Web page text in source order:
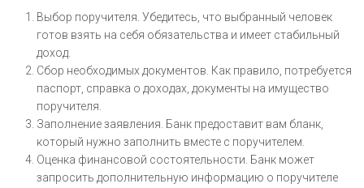
Выбор поручителя. Убедитесь, что выбранный человек
готов взять на себя обязательства и имеет стабильный
доход.
Сбор необходимых документов. Как правило, потребуется
паспорт, справка о доходах, документы на имущество
поручителя.
Заполнение заявления. Банк предоставит вам бланк,
который нужно заполнить вместе с поручителем.
Оценка финансовой состоятельности. Банк может
запросить дополнительную информацию о поручителе